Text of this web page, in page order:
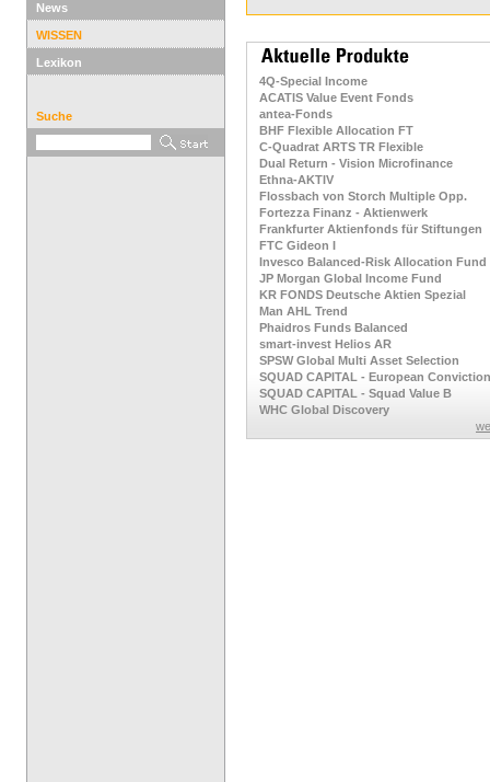
News
WISSEN
Lexikon
Suche
4Q-Special Income
ACATIS Value Event Fonds
antea-Fonds
BHF Flexible Allocation FT
C-Quadrat ARTS TR Flexible
Dual Return - Vision Microfinance
Ethna-AKTIV
Flossbach von Storch Multiple Opp.
Fortezza Finanz - Aktienwerk
Frankfurter Aktienfonds für Stiftungen
FTC Gideon I
Invesco Balanced-Risk Allocation Fund
JP Morgan Global Income Fund
KR FONDS Deutsche Aktien Spezial
Man AHL Trend
Phaidros Funds Balanced
smart-invest Helios AR
SPSW Global Multi Asset Selection
SQUAD CAPITAL - European
SQUAD CAPITAL - Squad Value B
WHC Global Discovery